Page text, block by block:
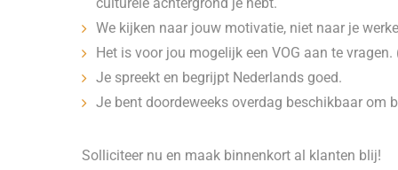
We kijken naar jouw motivatie, niet naar je
Het is voor jou mogelijk een VOG aan te
Je spreekt en begrijpt Nederlands goed.
Je bent doordeweeks overdag beschikbaar om
Solliciteer nu en maak binnenkort al klanten blij!